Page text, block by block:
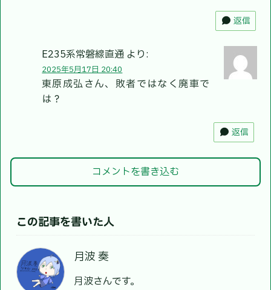
返信
E235系常磐線直通 より:
2025年5月17日 20:40
東原成弘さん、敗者ではなく廃車で
は？
返信
コメントを書き込む
この記事を書いた人
月波 奏
月波さんです。